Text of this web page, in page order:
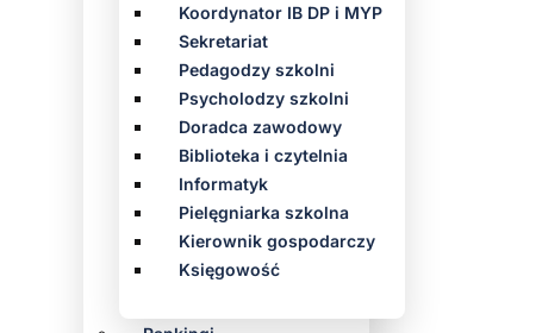
Koordynator IB DP i MYP
Sekretariat
Pedagodzy szkolni
Psycholodzy szkolni
Doradca zawodowy
Biblioteka i czytelnia
Informatyk
Pielęgniarka szkolna
Kierownik gospodarczy
Księgowość